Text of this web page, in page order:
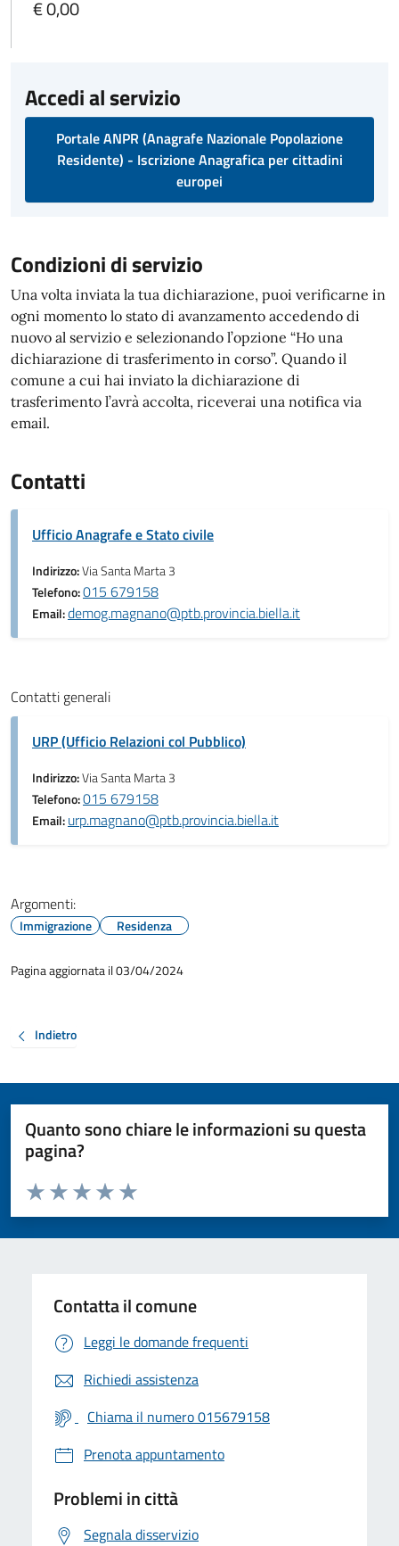
€ 0,00
Accedi al servizio
Portale ANPR (Anagrafe Nazionale Popolazione
Residente) - Iscrizione Anagrafica per cittadini
europei
Condizioni di servizio
Una volta inviata la tua dichiarazione, puoi verificarne in
ogni momento lo stato di avanzamento accedendo di
nuovo al servizio e selezionando l’opzione “Ho una
dichiarazione di trasferimento in corso”. Quando il
comune a cui hai inviato la dichiarazione di
trasferimento l’avrà accolta, riceverai una notifica via
email.
Contatti
Ufficio Anagrafe e Stato civile
Indirizzo:Via Santa Marta 3
Telefono:015 679158
Email:demog.magnano@ptb.provincia.biella.it
Contatti generali
URP (Ufficio Relazioni col Pubblico)
Indirizzo:Via Santa Marta 3
Telefono:015 679158
Email:urp.magnano@ptb.provincia.biella.it
Argomenti:
Immigrazione Residenza
Pagina aggiornata il 03/04/2024
Indietro
Quanto sono chiare le informazioni su questa
pagina?
Valuta da 1 a 5 stelle la pagina
Valuta 5 stelle su 5
Valuta 4 stelle su 5
Valuta 3 stelle su 5
Valuta 2 stelle su 5
Valuta 1 stelle su 5
Contatta il comune
Leggi le domande frequenti
Richiedi assistenza
Chiama il numero 015679158
Prenota appuntamento
Problemi in città
Segnala disservizio